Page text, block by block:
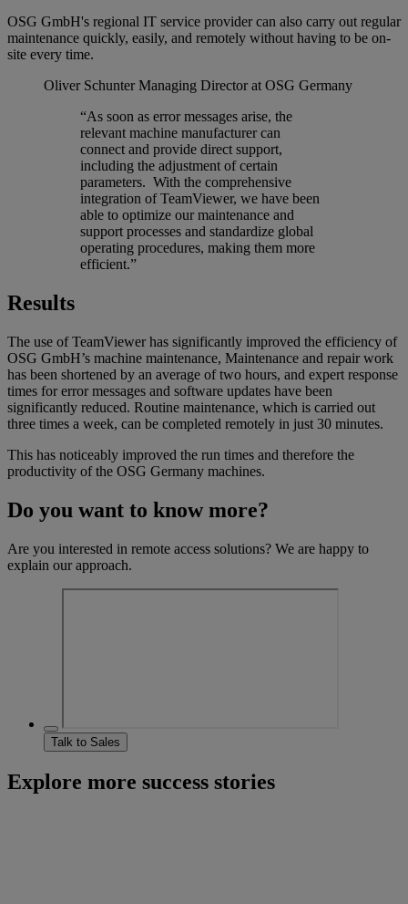
OSG GmbH's regional IT service provider can also carry out regular
maintenance quickly, easily, and remotely without having to be on-
site every time.
Oliver Schunter Managing Director at OSG Germany
“As soon as error messages arise, the
relevant machine manufacturer can
connect and provide direct support,
including the adjustment of certain
parameters. With the comprehensive
integration of TeamViewer, we have been
able to optimize our maintenance and
support processes and standardize global
operating procedures, making them more
efficient.”
Results
The use of TeamViewer has significantly improved the efficiency of
OSG GmbH’s machine maintenance, Maintenance and repair work
has been shortened by an average of two hours, and expert response
times for error messages and software updates have been
significantly reduced. Routine maintenance, which is carried out
three times a week, can be completed remotely in just 30 minutes.
This has noticeably improved the run times and therefore the
productivity of the OSG Germany machines.
Do you want to know more?
Are you interested in remote access solutions? We are happy to
explain our approach.
Talk to Sales
Explore more success stories